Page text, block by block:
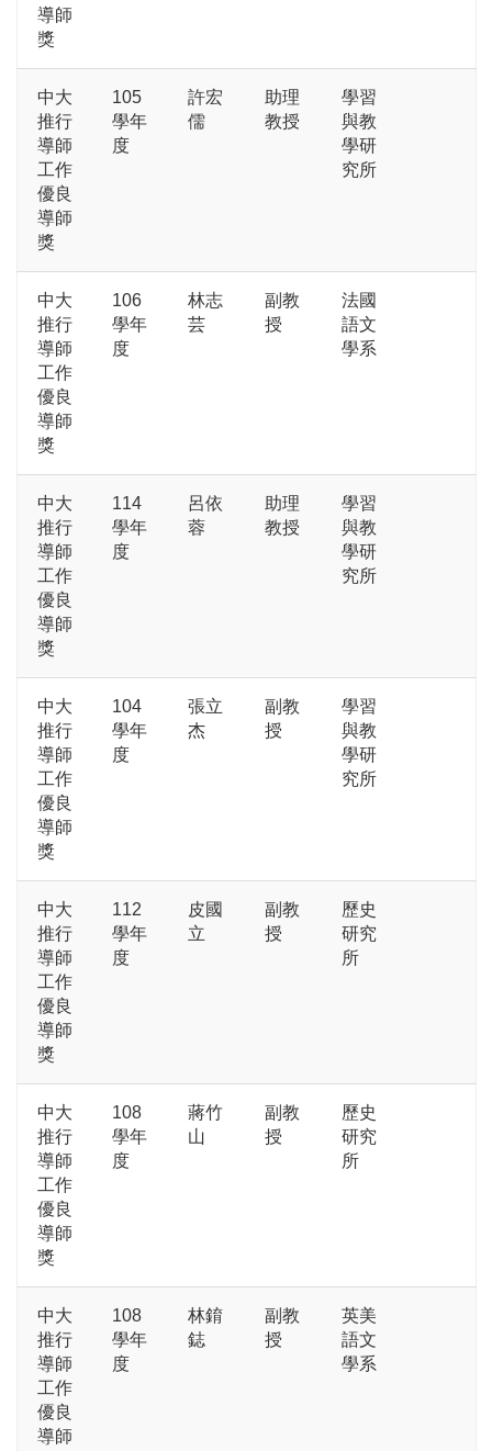
導師
獎
中大
推行
導師
工作
優良
導師
獎
105
學年
度
許宏
儒
助理
教授
學習
與教
學研
究所
中大
推行
導師
工作
優良
導師
獎
106
學年
度
林志
芸
副教
授
法國
語文
學系
中大
推行
導師
工作
優良
導師
獎
114
學年
度
呂依
蓉
助理
教授
學習
與教
學研
究所
中大
推行
導師
工作
優良
導師
獎
104
學年
度
張立
杰
副教
授
學習
與教
學研
究所
中大
推行
導師
工作
優良
導師
獎
112
學年
度
皮國
立
副教
授
歷史
研究
所
中大
推行
導師
工作
優良
導師
獎
108
學年
度
蔣竹
山
副教
授
歷史
研究
所
中大
推行
導師
工作
優良
導師
108
學年
度
林錥
鋕
副教
授
英美
語文
學系